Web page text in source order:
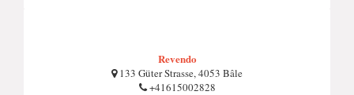
Revendo
133 Güter Strasse, 4053 Bâle
+41615002828